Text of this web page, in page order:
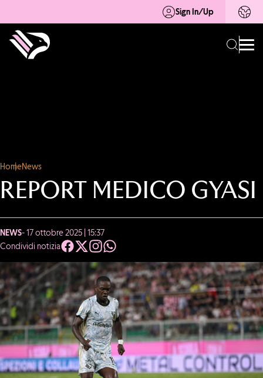
Sign In/Up
HomeNews
REPORT MEDICO GYASI
NEWS- 17 ottobre 2025 | 15:37
Condividi notizia